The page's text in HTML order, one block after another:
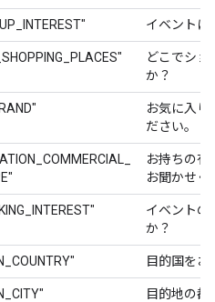
イベントに
どこでショ
か？
お気に入り
ださい。
お持ちの有
お聞かせく
イベントの
か？
目的国をお
目的地の都